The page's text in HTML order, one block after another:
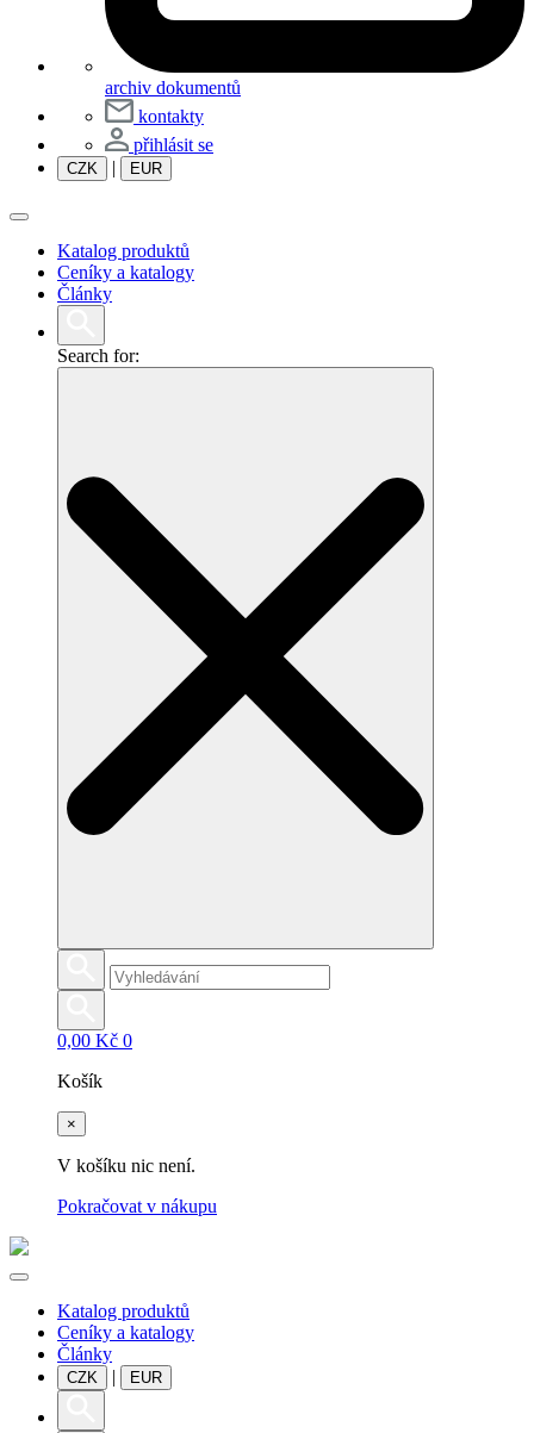
archiv dokumentů
kontakty
přihlásit se
CZK | EUR
Katalog produktů
Ceníky a katalogy
Články
Search for:
0,00 Kč 0
Košík
×
V košíku nic není.
Pokračovat v nákupu
Katalog produktů
Ceníky a katalogy
Články
CZK | EUR